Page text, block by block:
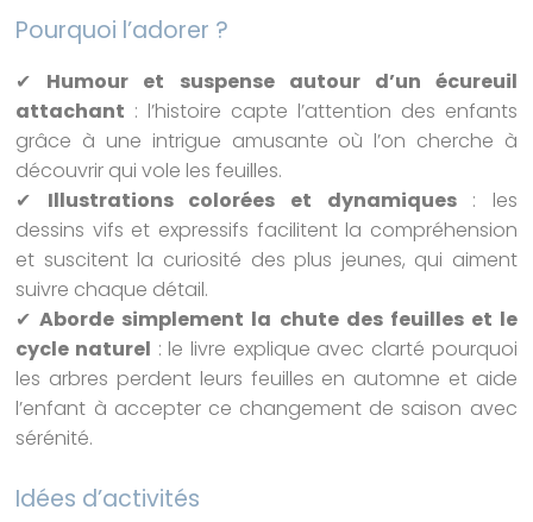
Pourquoi l’adorer ?
✔ Humour et suspense autour d’un écureuil
attachant : l’histoire capte l’attention des enfants
grâce à une intrigue amusante où l’on cherche à
découvrir qui vole les feuilles.
✔ Illustrations colorées et dynamiques: les
dessins vifs et expressifs facilitent la compréhension
et suscitent la curiosité des plus jeunes, qui aiment
suivre chaque détail.
✔Aborde simplement la chute des feuilles et le
cycle naturel : le livre explique avec clarté pourquoi
les arbres perdent leurs feuilles en automne et aide
l’enfant à accepter ce changement de saison avec
sérénité.
Idées d’activités